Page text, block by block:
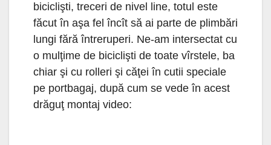
biciclişti, treceri de nivel line, totul este
făcut în aşa fel încît să ai parte de plimbări
lungi fără întreruperi. Ne-am intersectat cu
o mulţime de biciclişti de toate vîrstele, ba
chiar şi cu rolleri şi căţei în cutii speciale
pe portbagaj, după cum se vede în acest
drăguţ montaj video: